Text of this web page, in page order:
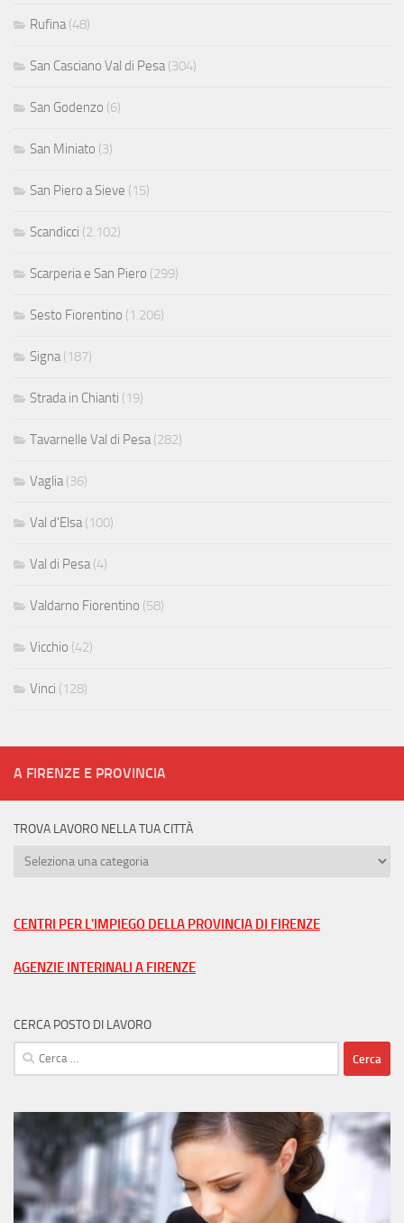
Rufina(48)
San Casciano Val di Pesa(304)
San Godenzo (6)
San Miniato (3)
San Piero a Sieve (15)
Scandicci (2.102)
Scarperia e San Piero (299)
Sesto Fiorentino (1.206)
Signa(187)
Strada in Chianti (19)
Tavarnelle Val di Pesa(282)
Vaglia(36)
Val d'Elsa(100)
Val di Pesa(4)
Valdarno Fiorentino (58)
Vicchio (42)
Vinci (128)
A FIRENZE E PROVINCIA
TROVA LAVORO NELLA TUA CITTÀ
Trova
tua
CENTRI PER L'IMPIEGO DELLA PROVINCIA DI FIRENZE
AGENZIE INTERINALI A FIRENZE
CERCA POSTO DI LAVORO
Ricerca
per: